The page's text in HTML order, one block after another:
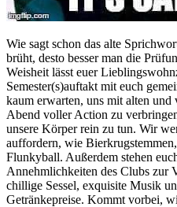
Wie sagt schon das alte
brüht, desto besser man die
Weisheit lässt euer
Semester(s)auftakt mit euch
kaum erwarten, uns mit alten und
Abend voller Action zu
unsere Körper rein zu tun. Wir
auffordern, wie
Flunkyball. Außerdem stehen
Annehmlichkeiten des Clubs zur
chillige Sessel, exquisite Musik
Getränkepreise. Kommt vorbei,